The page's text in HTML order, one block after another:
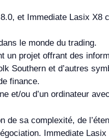
et Immediate Lasix X8
le monde du trading.
un projet offrant des
Southern et d’autres
finance.
et/ou d’un ordinateur
de sa complexité, de
Immediate